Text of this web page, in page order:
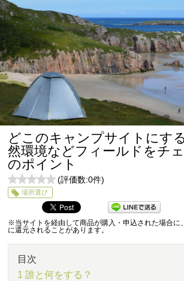
どこのキャンプサイトにす
然環境などフィールドをチ
のポイント
0
5
(評価数:0件)
場所選び
※当サイトを経由して商品が購入・申込された場合に
に還元されることがあります。
目次
1 誰と何をする？